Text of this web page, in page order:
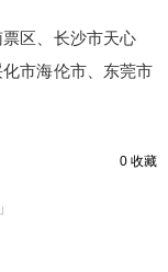
区、长沙市天心
市海伦市、东莞市
0 收藏